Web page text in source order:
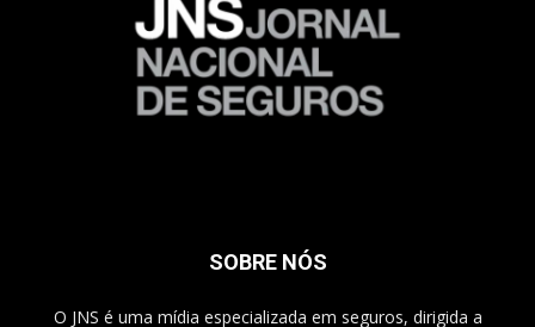
SOBRE NÓS
O JNS é uma mídia especializada em seguros, dirigida a